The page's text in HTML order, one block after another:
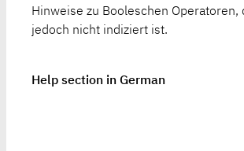
Hinweise zu Booleschen Operatoren,
jedoch nicht indiziert ist.
Help section in German